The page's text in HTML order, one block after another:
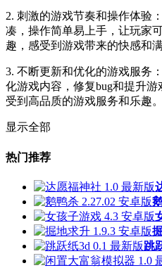
2. 刺激的游戏节奏和操作体验
凑，操作简单易上手，让玩家
趣，感受到游戏带来的快感和满
3. 不断更新和优化的游戏服务
化游戏内容，修复bug和提升
受到高品质的游戏服务和乐趣。
显示全部
热门推荐
跳